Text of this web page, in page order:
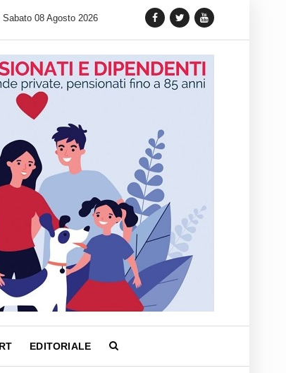
una variante Limited Edition del Carrera Chronograph in
Sabato 08 Agosto 2026
EDITORIALE